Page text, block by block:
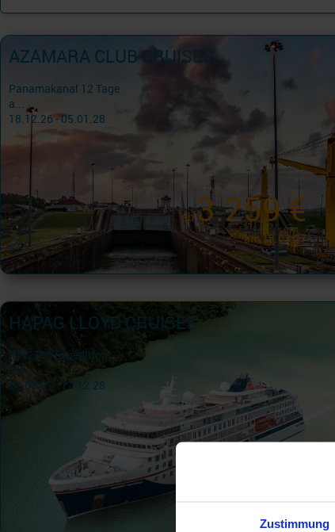
Zustimmung
AZAMARA CLUB CRUISES
Panamakanal 12 Tage
a...
18.12.26 - 05.01.28
ab3.259 €
am 18.03.27
HAPAG LLOYD CRUISES
INS2705 Expedition
Sü...
23.03.27 - 17.12.28